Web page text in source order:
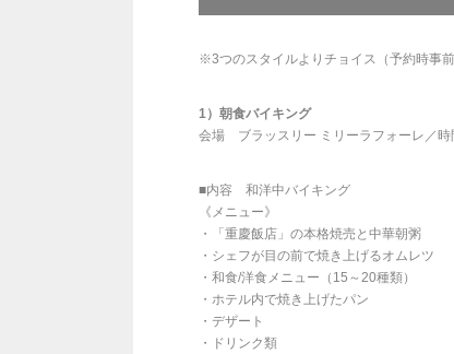
※3つのスタイルよりチョイス（予約時事前
1）朝食バイキング
会場 ブラッスリー ミリーラフォーレ／
■内容 和洋中バイキング
《メニュー》
・「重慶飯店」の本格焼売と中華朝粥
・シェフが目の前で焼き上げるオムレツ
・和食/洋食メニュー（15～20種類）
・ホテル内で焼き上げたパン
・デザート
・ドリンク類